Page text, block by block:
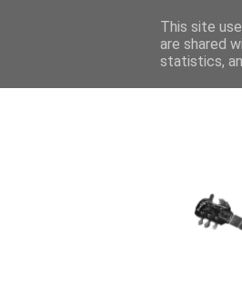
This site
are shared
statistics,